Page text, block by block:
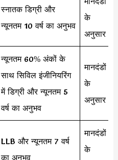
स्नातक डिग्री और
न्यूनतम 10 वर्ष का अनुभव
के
अनुसार
न्यूनतम 60% अंकों के
साथ सिविल इंजीनियरिंग
में डिग्री और न्यूनतम 5
वर्ष का अनुभव
मानदंडों
के
अनुसार
LLB और न्यूनतम 7 वर्ष
का अनुभव
मानदंडों
के